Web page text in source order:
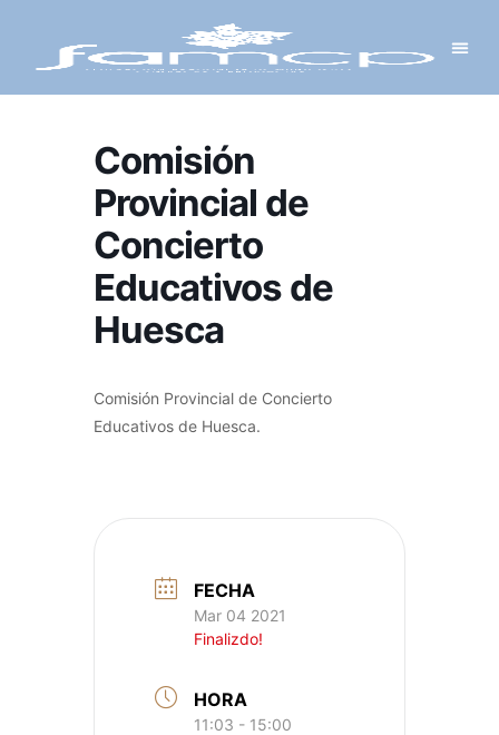
Comisión
Provincial de
Concierto
Educativos de
Huesca
Comisión Provincial de Concierto
Educativos de Huesca.
FECHA
Mar 04 2021
Finalizdo!
HORA
11:03 - 15:00